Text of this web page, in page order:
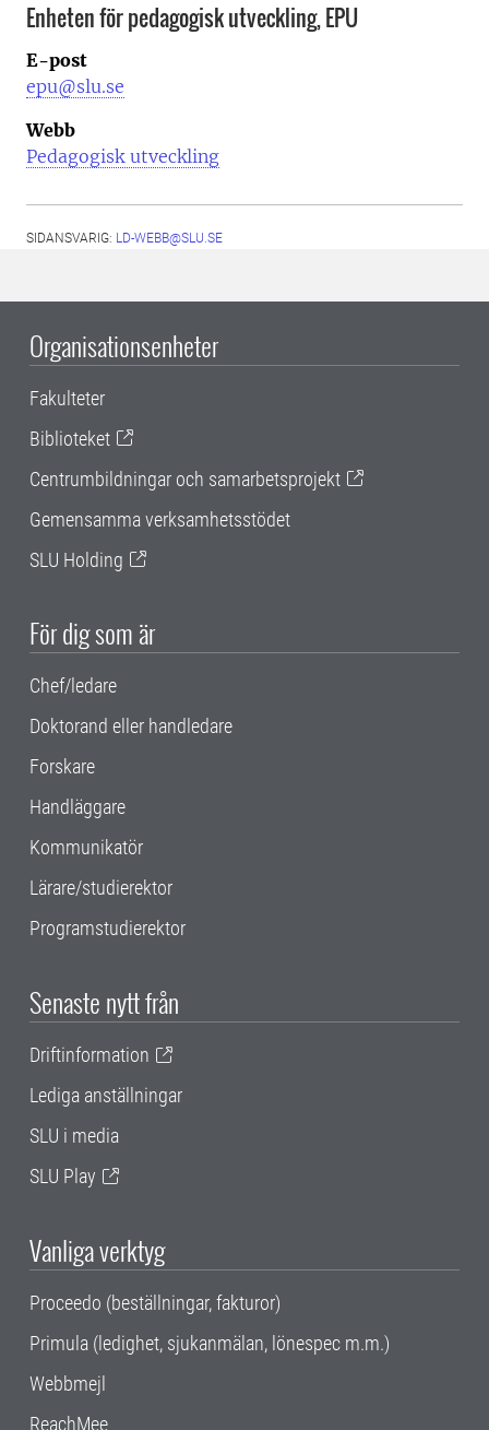
Enheten för pedagogisk utveckling, EPU
E-post
epu@slu.se
Webb
Pedagogisk utveckling
SIDANSVARIG: LD-WEBB@SLU.SE
Organisationsenheter
Fakulteter
Biblioteket
Centrumbildningar och samarbetsprojekt
Gemensamma verksamhetsstödet
SLU Holding
För dig som är
Chef/ledare
Doktorand eller handledare
Forskare
Handläggare
Kommunikatör
Lärare/studierektor
Programstudierektor
Senaste nytt från
Driftinformation
Lediga anställningar
SLU i media
SLU Play
Vanliga verktyg
Proceedo (beställningar, fakturor)
Primula (ledighet, sjukanmälan, lönespec m.m.)
Webbmejl
ReachMee